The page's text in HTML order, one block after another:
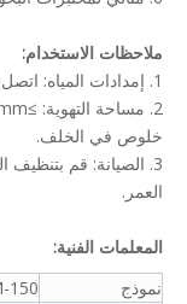
ملاحظات الاستخدام:
1. إمدادات المياه: اتصل بماء الصنبور (0.2 ~ 0.7MPa الضغط المطلوب).
خلوص في الخلف.
العمر.
المعلمات الفنية:
نموذج
150